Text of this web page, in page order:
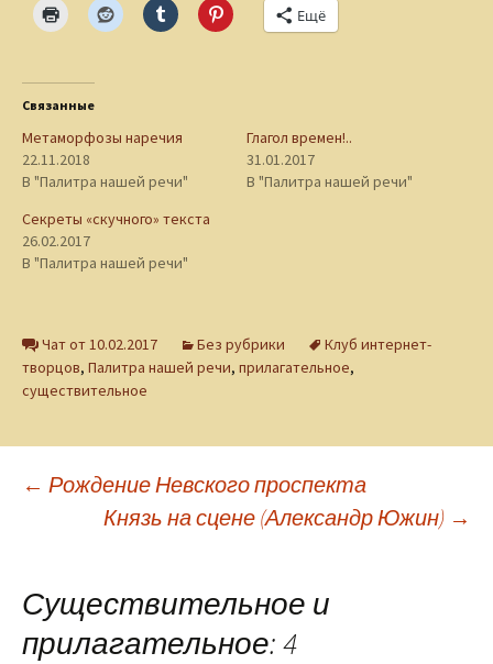
Ещё
Связанные
Метаморфозы наречия
22.11.2018
В "Палитра нашей речи"
Глагол времен!..
31.01.2017
В "Палитра нашей речи"
Секреты «скучного» текста
26.02.2017
В "Палитра нашей речи"
Чат от 10.02.2017 Без рубрики
Клуб интернет-
творцов, Палитра нашей речи, прилагательное,
существительное
Навигация
записям
← Рождение Невского проспекта
Князь на сцене (Александр Южин) →
Существительное и
прилагательное: 4